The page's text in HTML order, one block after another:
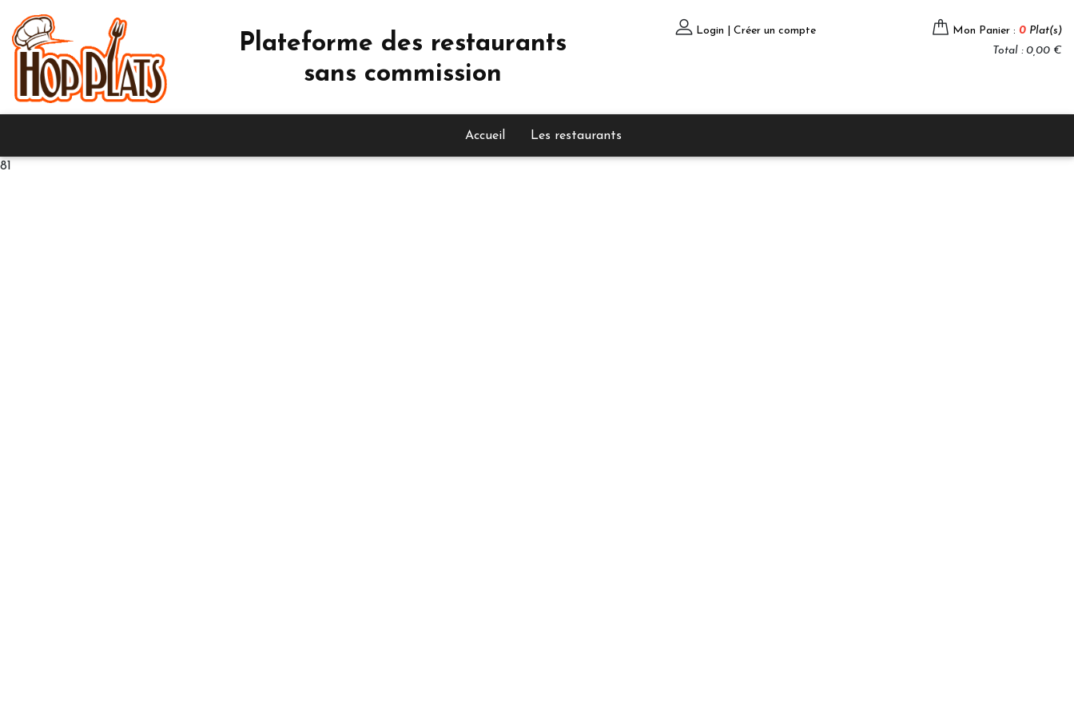
Plateforme des restaurants
sans commission
Login | Créer un compte Mon Panier : 0 Plat(s)
Total : 0,00 €
Accueil Les restaurants
81